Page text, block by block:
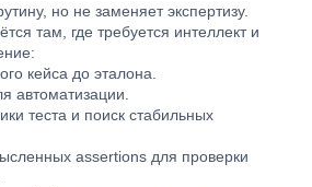
но не заменяет экспертизу.
там, где требуется интеллект и
кейса до эталона.
автоматизации.
теста и поиск стабильных
assertions для проверки